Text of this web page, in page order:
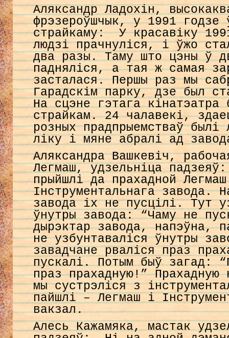
Аляксандр Ладохін,
фрэзероўшчык, у 1991 годзе
страйкаму: У красавіку
людзі прачнуліся, і ўжо
два разы. Таму што цэны ў
падняліся, а тая ж самая
засталася. Першы раз мы
Гарадскім парку, дзе был
На сцэне гэтага кінатэатра
страйкам. 24 чалавекі,
розных прадпрыемстваў
ліку і мяне абралі ад
Аляксандра Вашкевіч,
Легмаш, удзельніца
прыйшлі да прахадной
Інструментальнага завода.
завода іх не пусцілі. Тут
ўнутры завода: “Чаму не
дырэктар завода, напэўна,
не узбунтаваліся ўнутры
завадчане рваліся праз
пускалі. Потым быў загад:
праз прахадную!” Прахадную
мы сустрэліся з
пайшлі – Легмаш і
вакзал.
Алесь Кажамяка, мастак